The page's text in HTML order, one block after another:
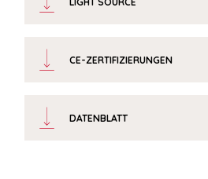
CE-ZERTIFIZIERUNGEN
DATENBLATT